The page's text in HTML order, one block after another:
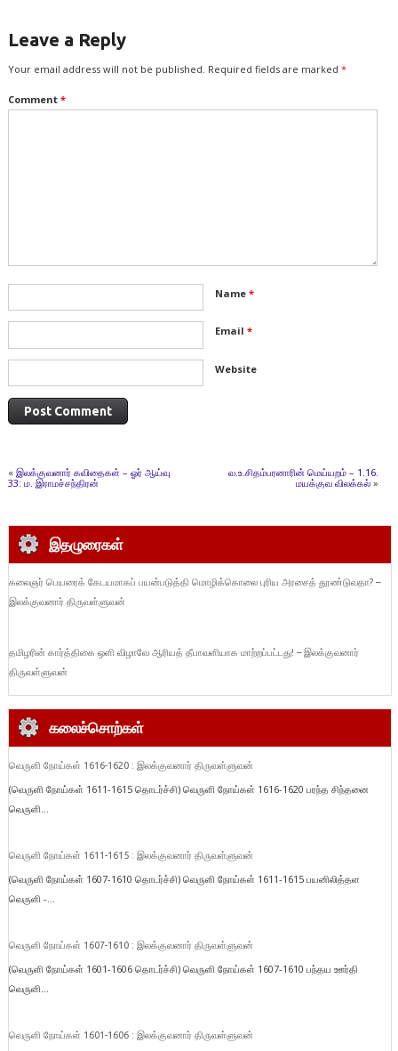
Leave a Reply
Your email address will not be published. Required fields are marked *
Comment *
Name *
Email *
Website
« இலக்குவனார் கவிதைகள் – ஓர் ஆய்வு
33: ம. இராமச்சந்திரன்
வ.உ.சிதம்பரனாரின் மெய்யறம் – 1.16.
மயக்குவ விலக்கல் »
இதழுரைகள்
கலைஞர் பெயரைக் கேடயமாகப் பயன்படுத்தி மொழிக்கொலை புரிய அரசைத் தூண்டுவதா? –
இலக்குவனார் திருவள்ளுவன்
தமிழரின் கார்த்திகை ஒளி விழாவே ஆரியத் தீபாவளியாக மாற்றப்பட்டது! – இலக்குவனார்
திருவள்ளுவன்
கலைச்சொற்கள்
வெருளி நோய்கள் 1616-1620 : இலக்குவனார் திருவள்ளுவன்
(வெருளி நோய்கள் 1611-1615 தொடர்ச்சி) வெருளி நோய்கள் 1616-1620 பரந்த சிந்தனை
வெருளி...
வெருளி நோய்கள் 1611-1615 : இலக்குவனார் திருவள்ளுவன்
(வெருளி நோய்கள் 1607-1610 தொடர்ச்சி) வெருளி நோய்கள் 1611-1615 பயனிலித்தள
வெருளி -...
வெருளி நோய்கள் 1607-1610 : இலக்குவனார் திருவள்ளுவன்
(வெருளி நோய்கள் 1601-1606 தொடர்ச்சி) வெருளி நோய்கள் 1607-1610 பந்தய ஊர்தி
வெருளி...
வெருளி நோய்கள் 1601-1606 : இலக்குவனார் திருவள்ளுவன்